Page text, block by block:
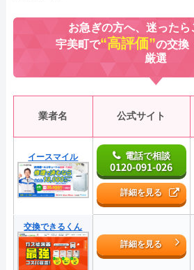
お急ぎの方へ、迷ったら
宇美町で“高評価”の交換
厳選
業者名 公式サイト
イースマイル 電話で相談
0120-091-026
詳細を見る
交換できるくん
詳細を見る